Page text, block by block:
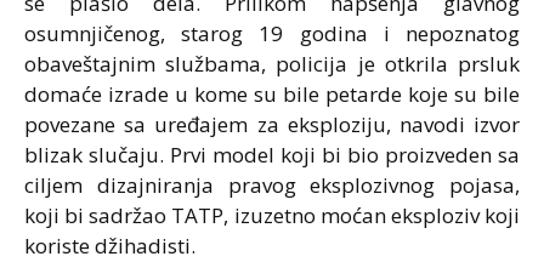
osumnjičenog, starog 19 godina i nepoznatog
obaveštajnim službama, policija je otkrila prsluk
domaće izrade u kome su bile petarde koje su bile
povezane sa uređajem za eksploziju, navodi izvor
blizak slučaju. Prvi model koji bi bio proizveden sa
ciljem dizajniranja pravog eksplozivnog pojasa,
koji bi sadržao TATP, izuzetno moćan eksploziv koji
koriste džihadisti.